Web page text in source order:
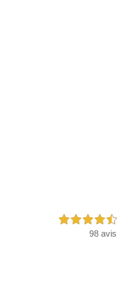
4,5 étoiles sur 5
98 avis